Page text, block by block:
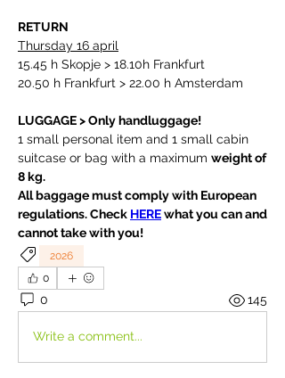
RETURN
Thursday 16 april
15.45 h Skopje > 18.10h Frankfurt
20.50 h Frankfurt > 22.00 h Amsterdam
LUGGAGE > Only handluggage!
1 small personal item and 1 small cabin
suitcase or bag with a maximum weight of
8 kg.
All baggage must comply with European
regulations. Check HERE what you can and
cannot take with you!
2026
0
0 145
Write a comment...